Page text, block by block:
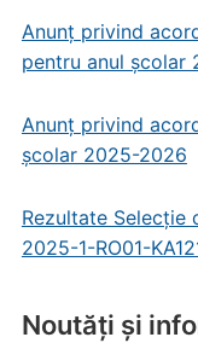
Anunț privind
pentru anul școlar
Anunț privind
școlar 2025-2026
Rezultate Selecție
2025-1-RO01-
Noutăți și